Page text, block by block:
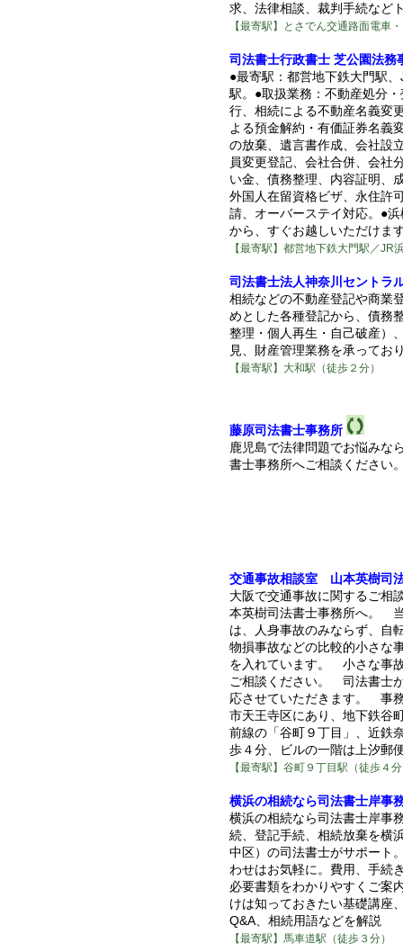
求、法律相談、裁判手続など
【最寄駅】とさでん交通路面電車
司法書士行政書士 芝公園法務
●最寄駅：都営地下鉄大門駅
駅。●取扱業務：不動産処分
行、相続による不動産名義変
よる預金解約・有価証券名義
の放棄、遺言書作成、会社設
員変更登記、会社合併、会社
い金、債務整理、内容証明、
外国人在留資格ビザ、永住許
請、オーバーステイ対応。●
から、すぐお越しいただけま
【最寄駅】都営地下鉄大門駅／JR
司法書士法人神奈川セントラ
相続などの不動産登記や商業
めとした各種登記から、債務
整理・個人再生・自己破産）
見、財産管理業務を承ってお
【最寄駅】大和駅（徒歩２分）
藤原司法書士事務所
鹿児島で法律問題でお悩みな
書士事務所へご相談ください
交通事故相談室 山本英樹司
大阪で交通事故に関するご相
本英樹司法書士事務所へ。
は、人身事故のみならず、自
物損事故などの比較的小さな
を入れています。 小さな事
ご相談ください。 司法書士
応させていただきます。 事
市天王寺区にあり、地下鉄谷
前線の「谷町９丁目」、近鉄
歩４分、ビルの一階は上汐郵
【最寄駅】谷町９丁目駅（徒歩４
横浜の相続なら司法書士岸事
横浜の相続なら司法書士岸事
続、登記手続、相続放棄を横
中区）の司法書士がサポート
わせはお気軽に。費用、手続
必要書類をわかりやすくご案
けは知っておきたい基礎講座
Q&A、相続用語などを解説
【最寄駅】馬車道駅（徒歩３分）